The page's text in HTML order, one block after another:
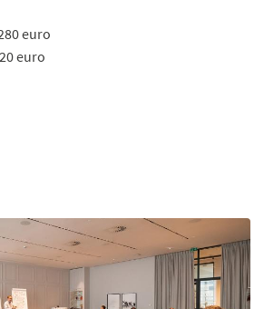
euro
euro